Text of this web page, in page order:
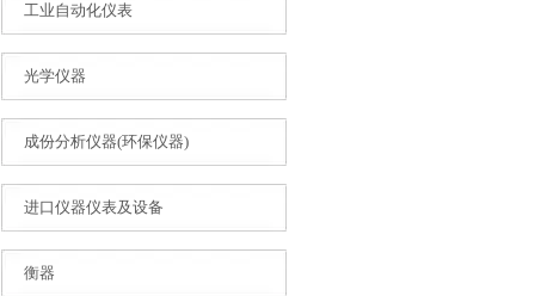
工业自动化仪表
光学仪器
成份分析仪器(环保仪器)
进口仪器仪表及设备
衡器